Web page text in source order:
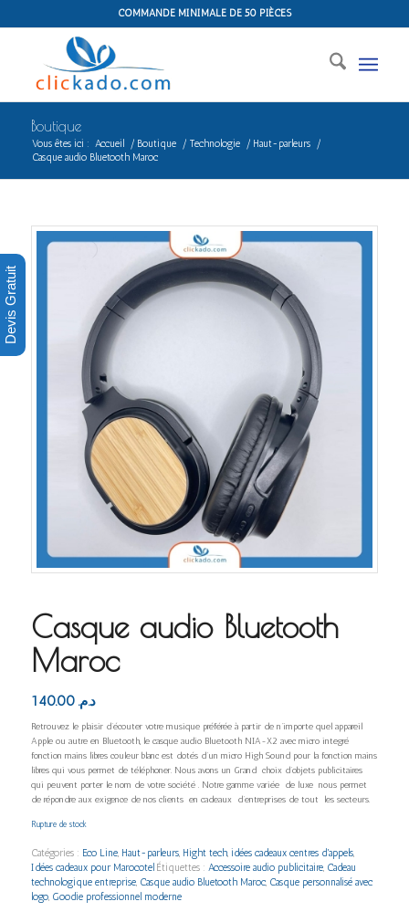
COMMANDE MINIMALE DE 50 PIÈCES
Boutique
Vous êtes ici : Accueil / Boutique / Technologie / Haut-parleurs
/
Casque audio Bluetooth Maroc
Casque audio Bluetooth
Maroc
د.م. 140.00
Retrouvez le plaisir d’écouter votre musique préférée à partir de n’importe quel appareil
Apple ou autre en Bluetooth, le casque audio Bluetooth NIA-X2 avec micro integré
fonction mains libres couleur blanc est dotés d’un micro High Sound pour la fonction mains
libres qui vous permet de téléphoner. Nous avons un Grand choix d’objets publicitaires
qui peuvent porter le nom de votre société . Notre gamme variée de luxe nous permet
de répondre aux exigence de nos clients en cadeaux d’entreprises de tout les secteurs.
Rupture de stock
Catégories : Eco Line, Haut-parleurs, Hight tech, idées cadeaux centres d'appels,
Idées cadeaux pour Marocotel Étiquettes : Accessoire audio publicitaire, Cadeau
technologique entreprise, Casque audio Bluetooth Maroc, Casque personnalisé avec
logo, Goodie professionnel moderne
Devis Gratuit